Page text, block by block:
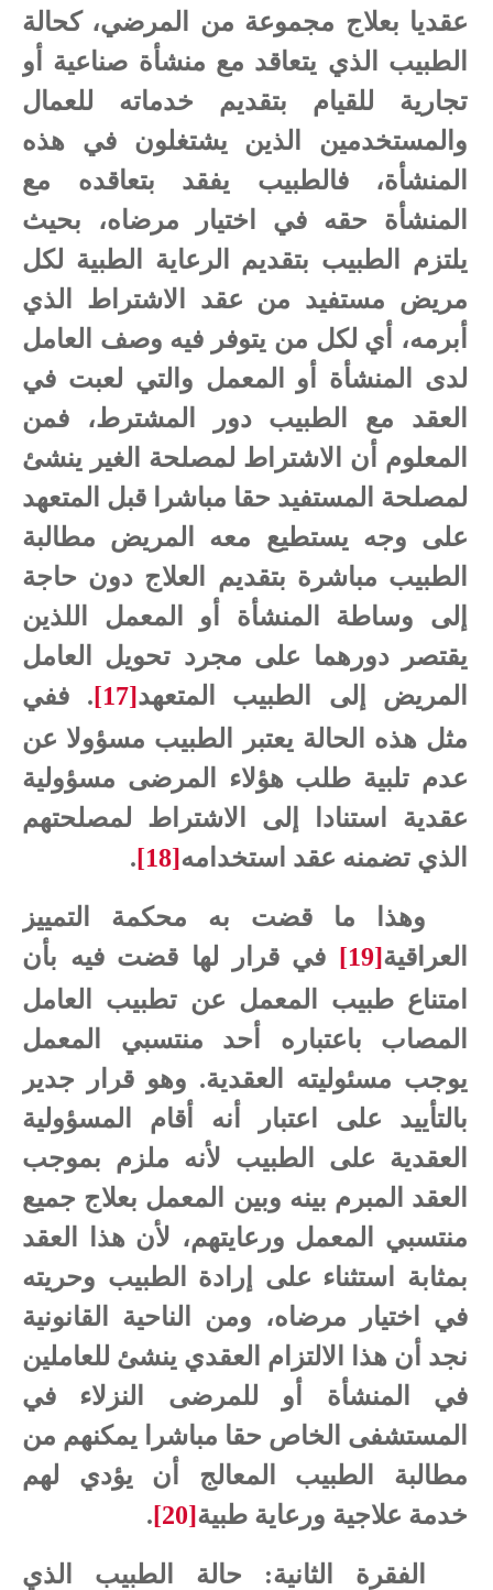
عقديا بعلاج مجموعة من المرضي، كحالة
الطبيب الذي يتعاقد مع منشأة صناعية أو
تجارية للقيام بتقديم خدماته للعمال
والمستخدمين الذين يشتغلون في هذه
المنشأة، فالطبيب يفقد بتعاقده مع
المنشأة حقه في اختيار مرضاه، بحيث
يلتزم الطبيب بتقديم الرعاية الطبية لكل
مريض مستفيد من عقد الاشتراط الذي
أبرمه، أي لكل من يتوفر فيه وصف العامل
لدى المنشأة أو المعمل والتي لعبت في
العقد مع الطبيب دور المشترط، فمن
المعلوم أن الاشتراط لمصلحة الغير ينشئ
لمصلحة المستفيد حقا مباشرا قبل المتعهد
على وجه يستطيع معه المريض مطالبة
الطبيب مباشرة بتقديم العلاج دون حاجة
إلى وساطة المنشأة أو المعمل اللذين
يقتصر دورهما على مجرد تحويل العامل
المريض إلى الطبيب المتعهد[17]. ففي
مثل هذه الحالة يعتبر الطبيب مسؤولا عن
عدم تلبية طلب هؤلاء المرضى مسؤولية
عقدية استنادا إلى الاشتراط لمصلحتهم
الذي تضمنه عقد استخدامه[18]
.
وهذا ما قضت به محكمة التمييز
العراقية[19] في قرار لها قضت فيه بأن
امتناع طبيب المعمل عن تطبيب العامل
المصاب باعتباره أحد منتسبي المعمل
يوجب مسئوليته العقدية. وهو قرار جدير
بالتأييد على اعتبار أنه أقام المسؤولية
العقدية على الطبيب لأنه ملزم بموجب
العقد المبرم بينه وبين المعمل بعلاج جميع
منتسبي المعمل ورعايتهم، لأن هذا العقد
بمثابة استثناء على إرادة الطبيب وحريته
في اختيار مرضاه، ومن الناحية القانونية
نجد أن هذا الالتزام العقدي ينشئ للعاملين
في المنشأة أو للمرضى النزلاء في
المستشفى الخاص حقا مباشرا يمكنهم من
مطالبة الطبيب المعالج أن يؤدي لهم
خدمة علاجية ورعاية طبية[20]
.
الفقرة الثانية: حالة الطبيب الذي